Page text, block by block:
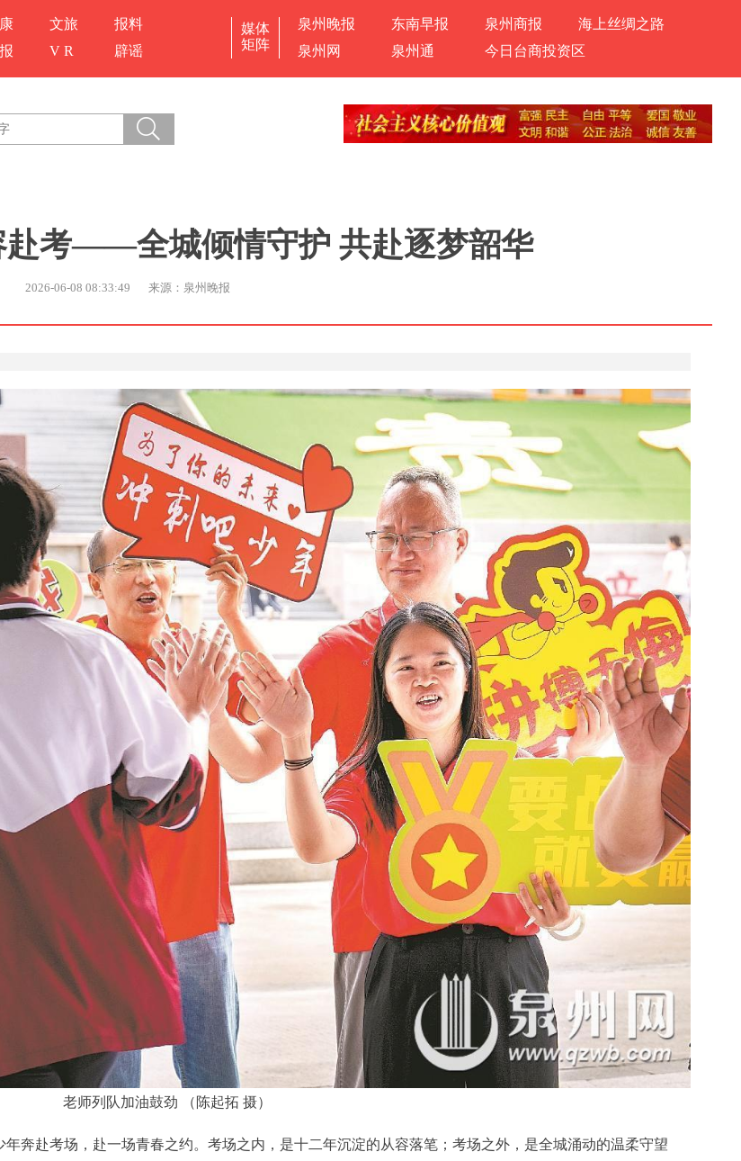
文旅
报料
V R 辟谣
媒体
矩阵
泉州晚报 东南早报 泉州商报
海上丝绸之路
泉州网
泉州通 今日台商投资区
赴考——全城倾情守护 共赴逐梦韶华
2026-06-08 08:33:49 来源：泉州晚报
老师列队加油鼓劲 （陈起拓 摄）
奔赴考场，赴一场青春之约。考场之内，是十二年沉淀的从容落笔；考场之外，是全城涌动的温柔守望